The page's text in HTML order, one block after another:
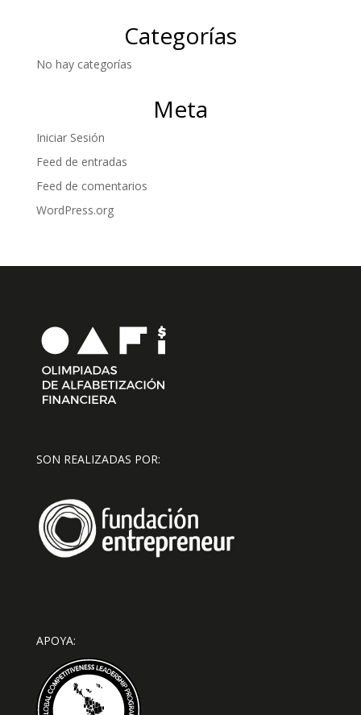
Categorías
No hay categorías
Meta
Iniciar Sesión
Feed de entradas
Feed de comentarios
WordPress.org
SON REALIZADAS POR:
APOYA: